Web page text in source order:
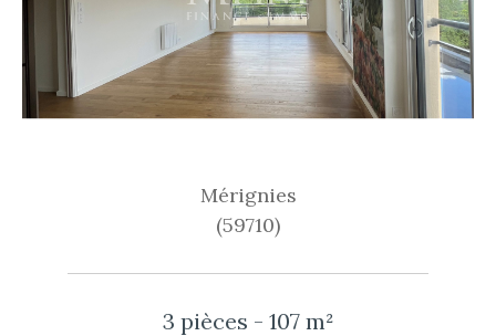
Mérignies
(59710)
3 pièces - 107 m²